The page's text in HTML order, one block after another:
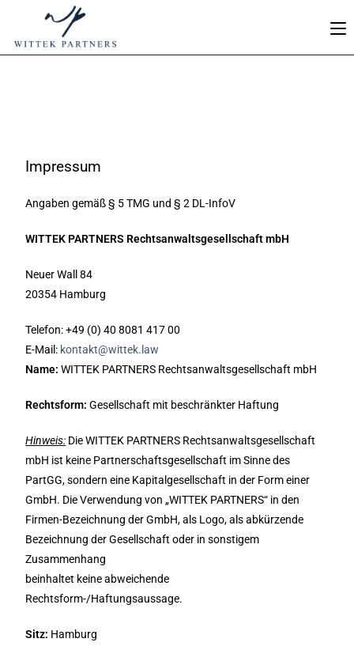
Impressum
Angaben gemäß § 5 TMG und § 2 DL-InfoV
WITTEK PARTNERS Rechtsanwaltsgesellschaft mbH
Neuer Wall 84
20354 Hamburg
Telefon: +49 (0) 40 8081 417 00
E-Mail: kontakt@wittek.law
Name: WITTEK PARTNERS Rechtsanwaltsgesellschaft mbH
Rechtsform:Gesellschaft mit beschränkter Haftung
Hinweis: Die WITTEK PARTNERS Rechtsanwaltsgesellschaft
mbH ist keine Partnerschaftsgesellschaft im Sinne des
PartGG, sondern eine Kapitalgesellschaft in der Form einer
GmbH. Die Verwendung von „WITTEK PARTNERS“ in den
Firmen-Bezeichnung der GmbH, als Logo, als abkürzende
Bezeichnung der Gesellschaft oder in sonstigem
Zusammenhang
beinhaltet keine abweichende
Rechtsform-/Haftungsaussage.
Sitz: Hamburg